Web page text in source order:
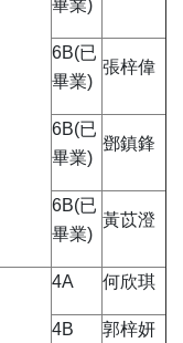
畢業)
6B(已
畢業)
張梓偉
6B(已
畢業)
鄧鎮鋒
6B(已
畢業)
黃苡澄
4A 何欣琪
4B 郭梓妍